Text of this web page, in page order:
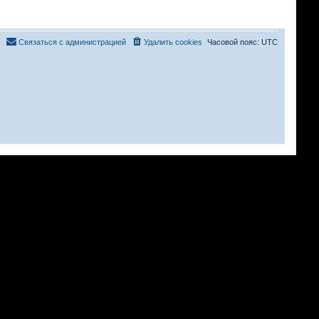
Часовой пояс: UTC
Удалить cookies
Связаться с администрацией